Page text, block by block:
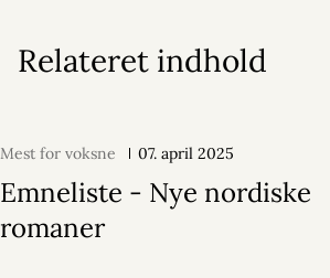
Relateret indhold
Mest for voksne 07. april 2025
Emneliste - Nye nordiske
romaner